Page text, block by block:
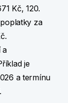
Kč, 120.
za
a
je
a termínu